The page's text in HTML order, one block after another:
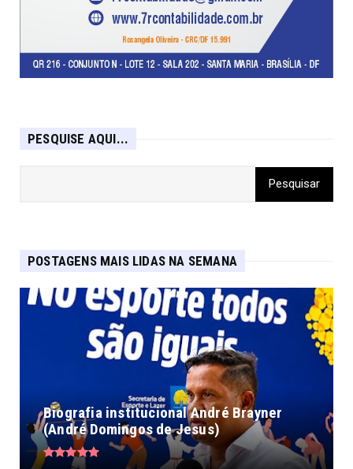
PESQUISE AQUI...
POSTAGENS MAIS LIDAS NA SEMANA
Biografia institucional André Brayner
(André Domingos de Jesus)